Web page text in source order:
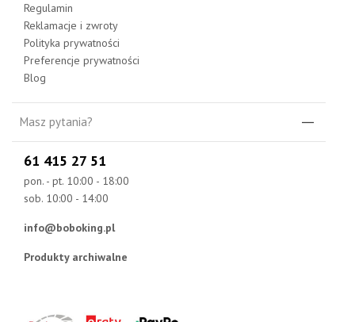
Regulamin
Reklamacje i zwroty
Polityka prywatności
Preferencje prywatności
Blog
Masz pytania?
61 415 27 51
pon. - pt. 10:00 - 18:00
sob. 10:00 - 14:00
info@boboking.pl
Produkty archiwalne